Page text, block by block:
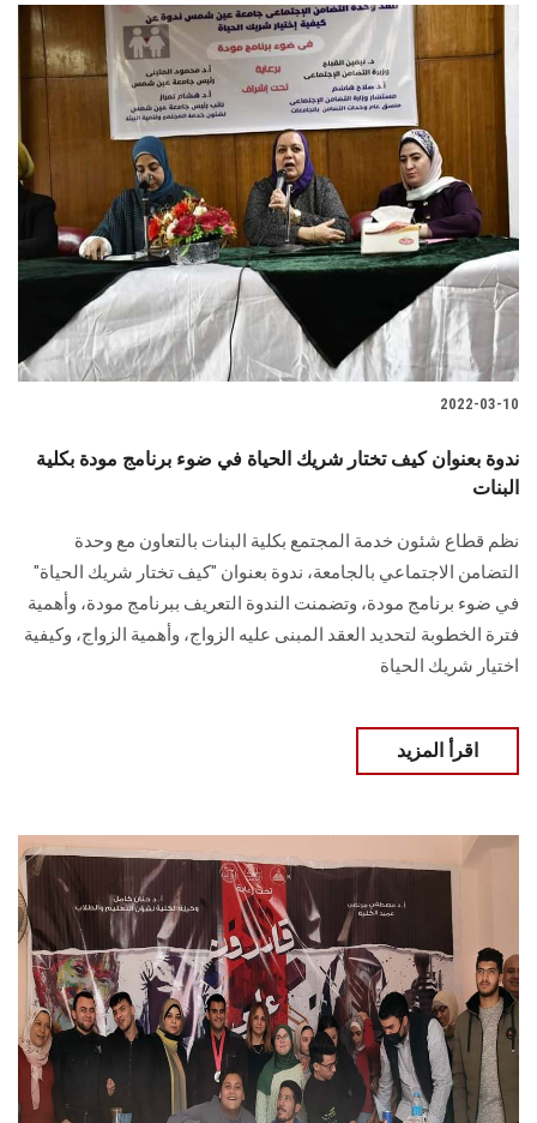
2022-03-10
ندوة بعنوان كيف تختار شريك الحياة في ضوء برنامج مودة بكلية
البنات
نظم قطاع شئون خدمة المجتمع بكلية البنات بالتعاون مع وحدة
التضامن الاجتماعي بالجامعة، ندوة بعنوان "كيف تختار شريك الحياة"
في ضوء برنامج مودة، وتضمنت الندوة التعريف ببرنامج مودة، وأهمية
فترة الخطوبة لتحديد العقد المبنى عليه الزواج، وأهمية الزواج، وكيفية
اختيار شريك الحياة
اقرأ المزيد